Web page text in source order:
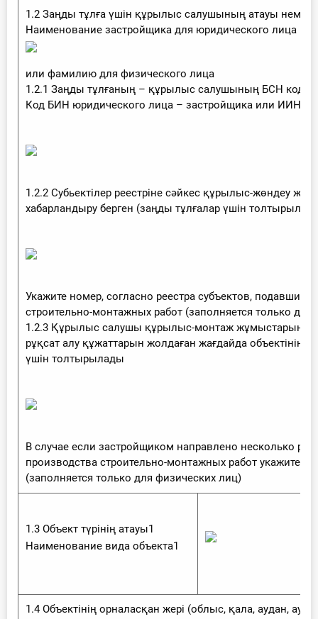
1.2 Заңды тұлға үшін құрылыс салушының атауы немесе
Наименование застройщика для юридического лица
или фамилию для физического лица
1.2.1 Заңды тұлғаның – құрылыс салушының БСН коды
Код БИН юридического лица – застройщика или ИИН
1.2.2 Субьектілер реестріне сәйкес құрылыс-жөндеу
хабарландыру берген (заңды тұлғалар үшін
Укажите номер, согласно реестра субъектов, подавших
строительно-монтажных работ (заполняется только
1.2.3 Құрылыс салушы құрылыс-монтаж жұмыстарын
рұқсат алу құжаттарын жолдаған жағдайда объектінің
үшін толтырылады
В случае если застройщиком направлено несколько
производства строительно-монтажных работ укажите
(заполняется только для физических лиц)
1.3 Объект түрінің атауы1
Наименование вида объекта1
1.4 Объектінің орналасқан жері (облыс, қала, аудан,